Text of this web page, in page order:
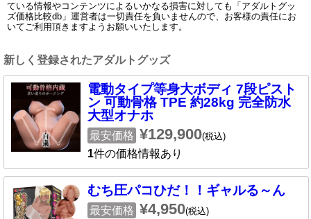
ている情報やコンテンツによるいかなる損害に対しても「アダルトグッ
ズ価格比較db」運営者は一切責任を負いませんので、お客様の責任にお
いてご利用頂きますようお願いいたします。
新しく登録されたアダルトグッズ
電動タイプ等身大ボディ 7段ピスト
ン 可動骨格 TPE 約28kg 完全防水
大型オナホ
最安価格 ¥129,900(税込)
1件の価格情報あり
むち圧パコひだ！！ギャルる～ん
最安価格 ¥4,950(税込)